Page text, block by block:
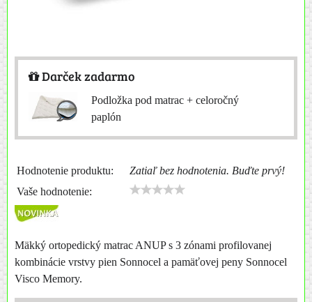
Darček zadarmo
Podložka pod matrac + celoročný
paplón
Hodnotenie produktu:
Zatiaľ bez hodnotenia. Buďte prvý!
Vaše hodnotenie:
Mäkký ortopedický matrac ANUP s 3 zónami profilovanej
kombinácie vrstvy pien Sonnocel a pamäťovej peny Sonnocel
Visco Memory.